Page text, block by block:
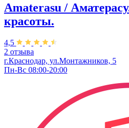
Amaterasu /
красоты.
4,5
2 отзыва
г.Краснодар, ул.Монтажников, 5
Пн-Вс 08:00-20:00